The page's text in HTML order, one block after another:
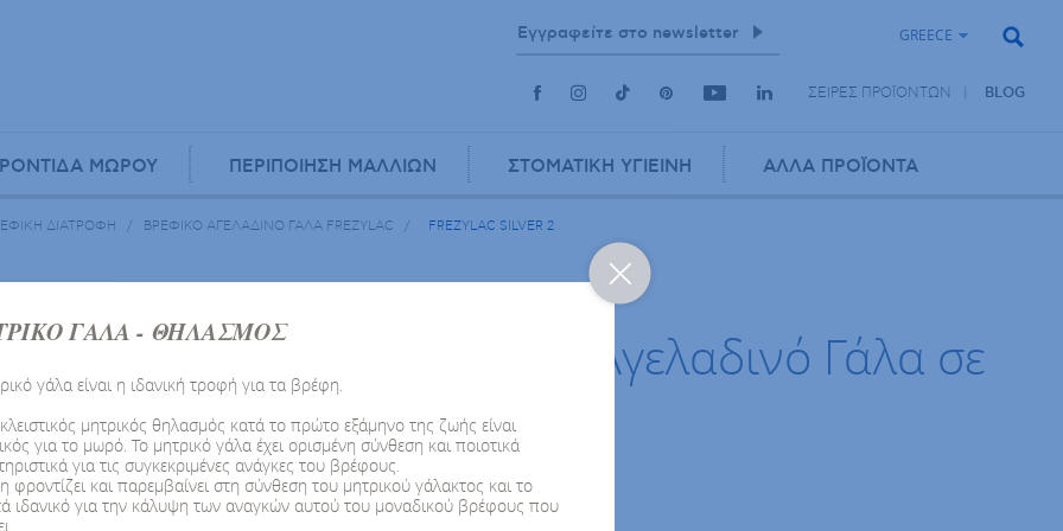
GREECE
ΣΕΙΡΕΣ ΠΡΟΪΟΝΤΩΝ BLOG
ΜΩΡΟΥ ΠΕΡΙΠΟΙΗΣΗ ΜΑΛΛΙΩΝ ΣΤΟΜΑΤΙΚΗ ΥΓΙΕΙΝΗ ΑΛΛΑ ΠΡΟΪΟΝΤΑ
ΔΙΑΤΡΟΦΗ / ΒΡΕΦΙΚΟ ΑΓΕΛΑΔΙΝΟ ΓΑΛΑ FREZYLAC / FREZYLAC SILVER 2
ΓΑΛΑ - ΘΗΛΑΣΜΟΣ
γάλα είναι η ιδανική τροφή για τα βρέφη.
μητρικός θηλασμός κατά το πρώτο εξάμηνο της ζωής είναι
για το μωρό. Το μητρικό γάλα έχει ορισμένη σύνθεση και ποιοτικά
για τις συγκεκριμένες ανάγκες του βρέφους.
φροντίζει και παρεμβαίνει στη σύνθεση του μητρικού γάλακτος και το
ιδανικό για την κάλυψη των αναγκών αυτού του μοναδικού βρέφους που
FREZYLAC SILVER 2 Αγελαδινό Γάλα σε
Σκόνη 6 - 12 μηνών
Χωρίς γλουτένη
SKU : 500131